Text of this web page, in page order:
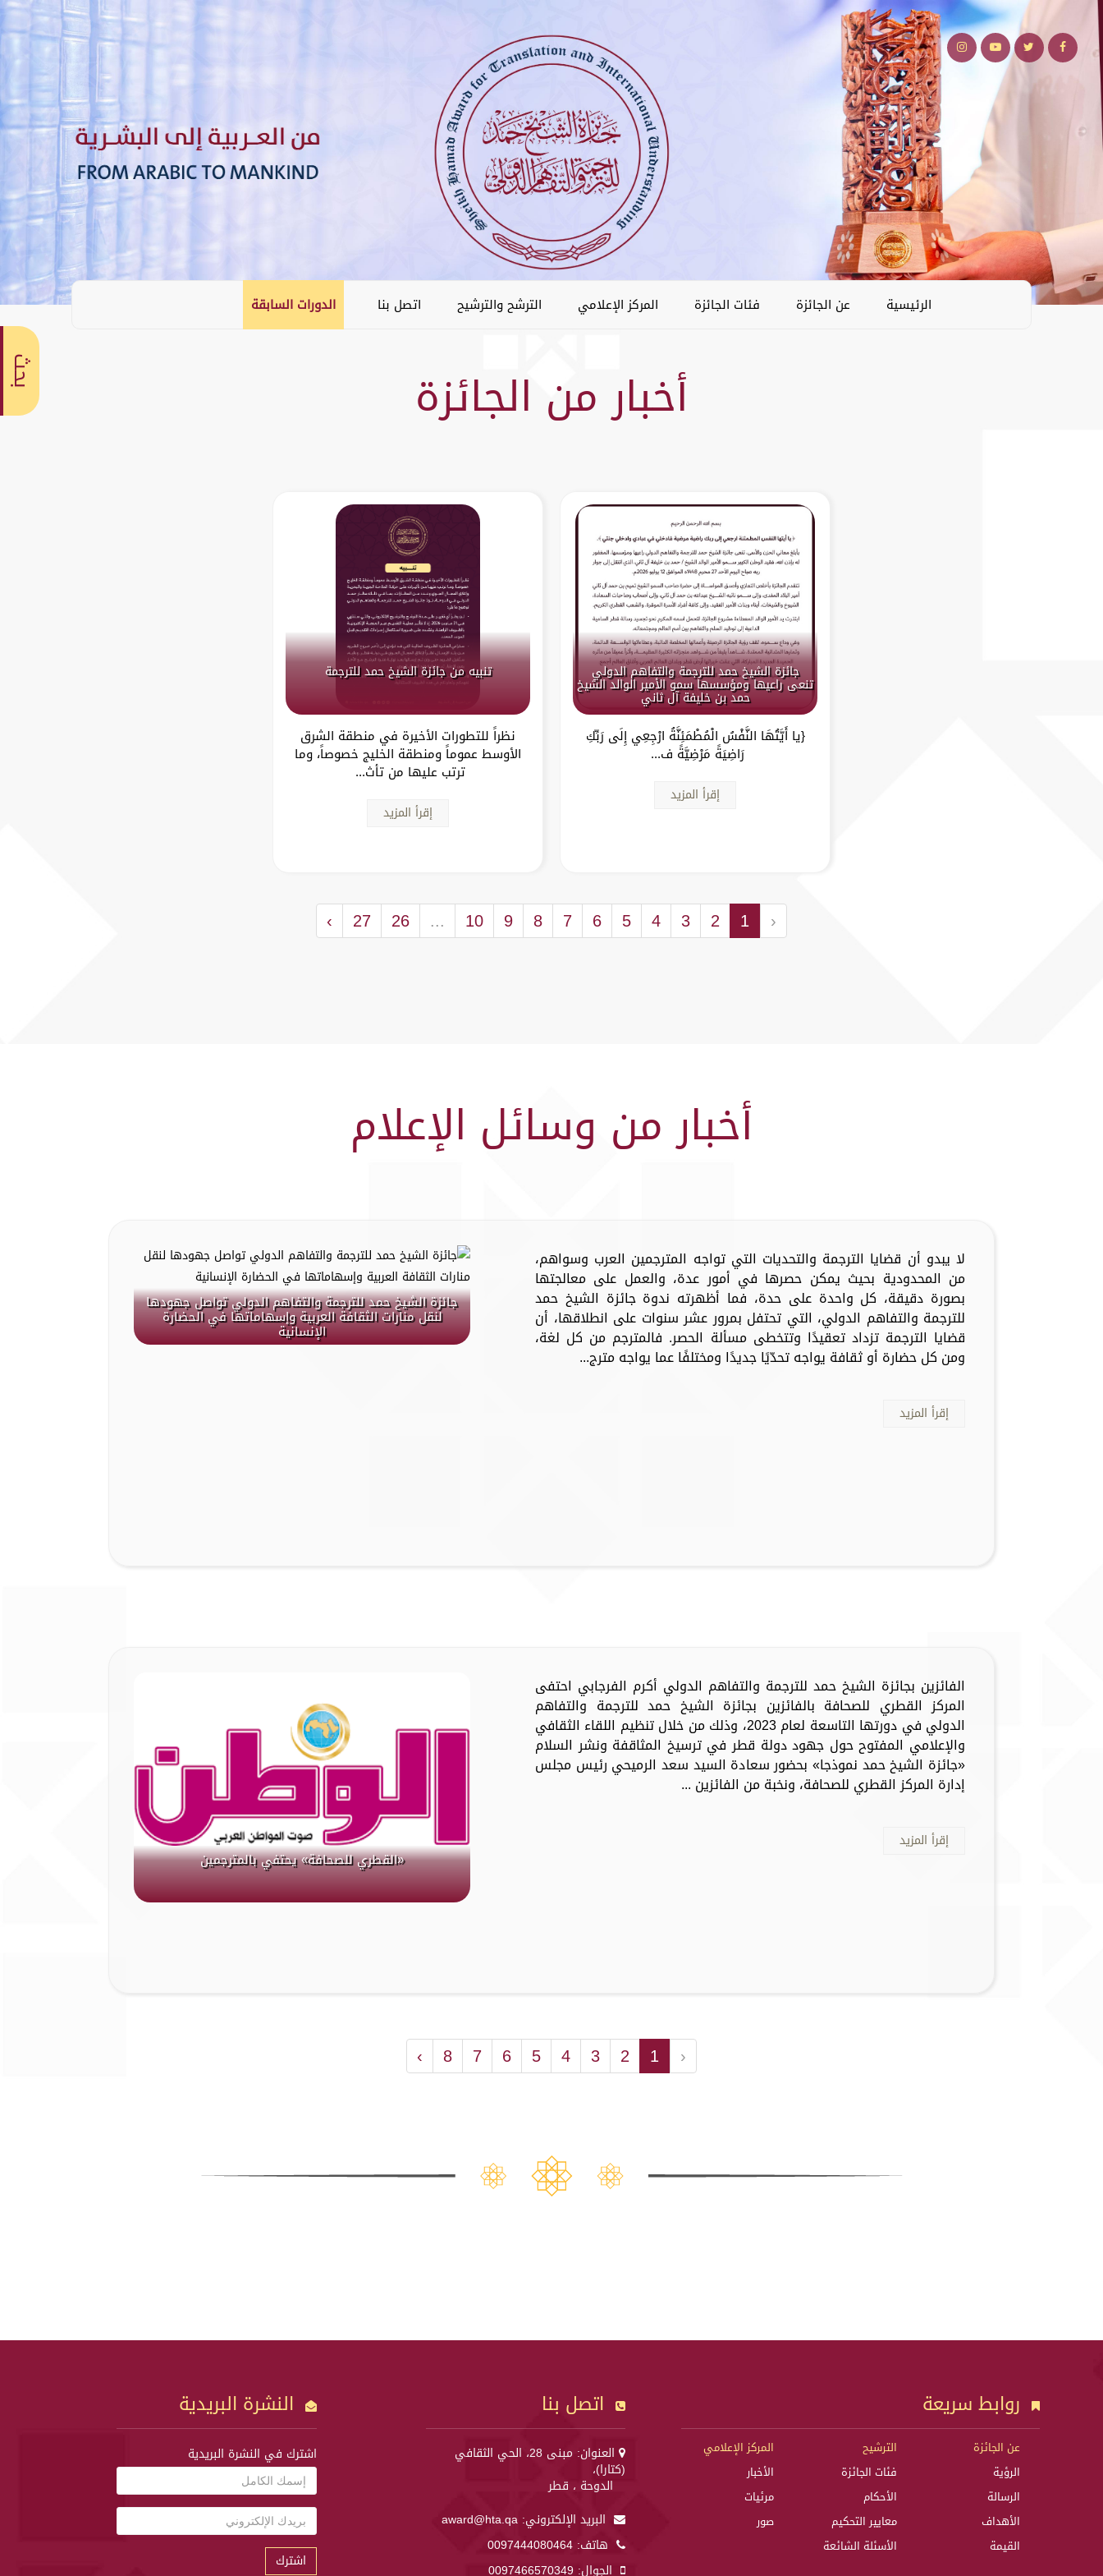
الرئيسية عن الجائزة فئات الجائزة المركز الإعلامي الترشح والترشيح اتصل بنا الدورات السابقة
أخبار من الجائزة
جائزة الشيخ حمد للترجمة والتفاهم الدولي
تنعى راعيها ومؤسسها سمو الأمير الوالد الشيخ
حمد بن خليفة آل ثاني
{يا أَيَّتُهَا النَّفْسُ الْمُطْمَئِنَّةُ ارْجِعِي إِلَى رَبِّكِ
رَاضِيَةً مَرْضِيَّةً ف...
إقرأ المزيد
تنبيه من جائزة الشيخ حمد للترجمة
نظراً للتطورات الأخيرة في منطقة الشرق
الأوسط عموماً ومنطقة الخليج خصوصاً، وما
ترتب عليها من تأث...
إقرأ المزيد
‹
1
2
3
4
5
6
7
8
9
10
...
26
27
›
أخبار من وسائل الإعلام
جائزة الشيخ حمد للترجمة والتفاهم الدولي تواصل جهودها
لنقل منارات الثقافة العربية وإسهاماتها في الحضارة
الإنسانية
لا يبدو أن قضايا الترجمة والتحديات التي تواجه المترجمين العرب وسواهم،
من المحدودية بحيث يمكن حصرها في أمور عدة، والعمل على معالجتها
بصورة دقيقة، كل واحدة على حدة، فما أظهرته ندوة جائزة الشيخ حمد
للترجمة والتفاهم الدولي، التي تحتفل بمرور عشر سنوات على انطلاقها، أن
قضايا الترجمة تزداد تعقيدًا وتتخطى مسألة الحصر. فالمترجم من كل لغة،
ومن كل حضارة أو ثقافة يواجه تحدّيًا جديدًا ومختلفًا عما يواجه مترج...
إقرأ المزيد
«القطري للصحافة» يحتفي بالمترجمين
الفائزين بجائزة الشيخ حمد للترجمة والتفاهم الدولي أكرم الفرجابي احتفى
المركز القطري للصحافة بالفائزين بجائزة الشيخ حمد للترجمة والتفاهم
الدولي في دورتها التاسعة لعام 2023، وذلك من خلال تنظيم اللقاء الثقافي
والإعلامي المفتوح حول جهود دولة قطر في ترسيخ المثاقفة ونشر السلام
«جائزة الشيخ حمد نموذجا» بحضور سعادة السيد سعد الرميحي رئيس مجلس
إدارة المركز القطري للصحافة، ونخبة من الفائزين ...
إقرأ المزيد
‹
1
2
3
4
5
6
7
8
›
بحث
روابط سريعة
عن الجائزة
الرؤية
الرسالة
الأهداف
القيمة
الترشيح
فئات الجائزة
الأحكام
معايير التحكيم
الأسئلة الشائعة
المركز الإعلامي
الأخبار
مرئيات
صور
اتصل بنا
العنوان: مبنى 28، الحي الثقافي
(كتارا)،
الدوحة ، قطر
البريد الإلكتروني: award@hta.qa
هاتف: 0097444080464
الجوال: 0097466570349
النشرة البريدية
اشترك في النشرة البريدية
اشترك